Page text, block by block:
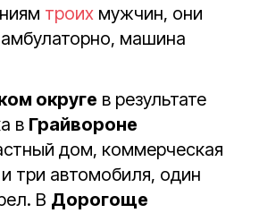
троих мужчин, они
машина
округе в результате
в Грайвороне
дом, коммерческая
три автомобиля, один
В Дорогоще